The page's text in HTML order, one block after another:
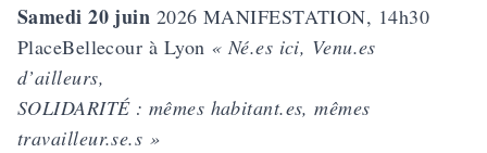
Samedi 20 juin 2026 MANIFESTATION, 14h30
PlaceBellecour à Lyon « Né.es ici, Venu.es
d’ailleurs,
SOLIDARITÉ : mêmes habitant.es, mêmes
travailleur.se.s »